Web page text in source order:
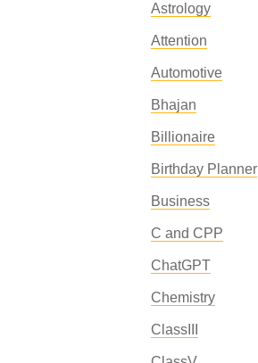
Astrology
Attention
Automotive
Bhajan
Billionaire
Birthday Planner
Business
C and CPP
ChatGPT
Chemistry
ClassIII